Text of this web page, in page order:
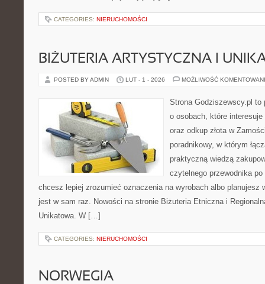
CATEGORIES: NIERUCHOMOŚCI
BIŻUTERIA ARTYSTYCZNA I
POSTED BY ADMIN LUT - 1 - 2026 MOŻLIWOŚĆ
Strona Godziszewscy.pl
o osobach, które
oraz odkup złota w
poradnikowy, w którym
praktyczną wiedzą
czytelnego przewodnika
chcesz lepiej zrozumieć oznaczenia na wyrobach albo planujesz
jest w sam raz. Nowości na stronie Biżuteria Etniczna i
Unikatowa. W […]
CATEGORIES: NIERUCHOMOŚCI
NORWEGIA